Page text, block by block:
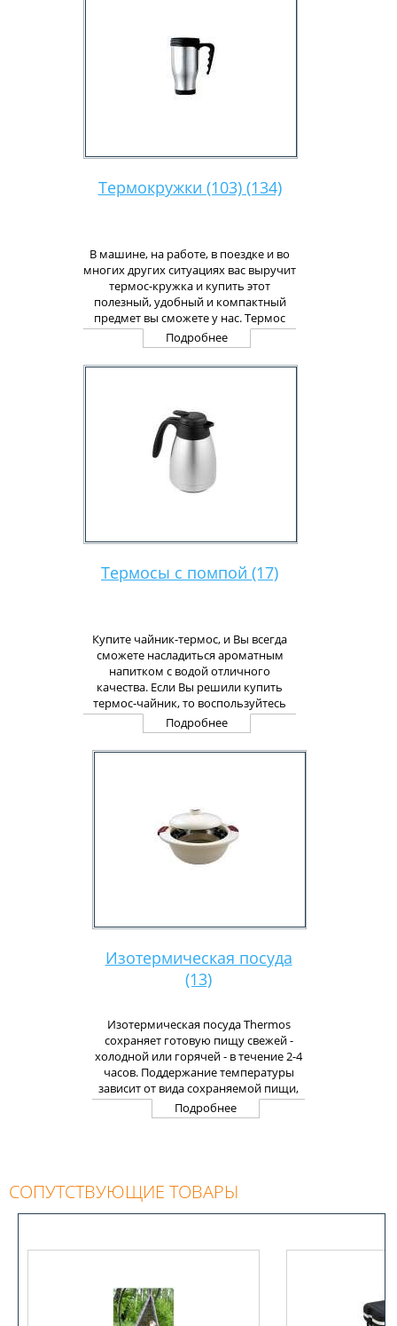
Термокружки (103) (134)
В машине, на работе, в поездке и во
многих других ситуациях вас выручит
термос-кружка и купить этот
полезный, удобный и компактный
предмет вы сможете у нас. Термос
используется одновременно как
кружка, для напитков, термос для
супа или еды. После супа или еды
термосы-кружки и оптом и в розницу
в магазинах, продающих нашу
продукцию.
Подробнее
Термосы c помпой (17)
Купите чайник-термос, и Вы всегда
сможете насладиться ароматным
напитком с водой отличного
качества. Если Вы решили купить
термос-чайник, то воспользуйтесь
удобным сервисом нашего интернет
магазина, который также
предусматривает доставку Вашей
Подробнее
Изотермическая посуда
(13)
Изотермическая посуда Thermos
сохраняет готовую пищу свежей -
холодной или горячей - в течение 2-4
часов. Поддержание температуры
зависит от вида сохраняемой пищи,
от её первоначальной температуры,
а также от температуры окружающей
горячем виде на более длительное
время. А также это является простым
способом очистки емкости.
Подробнее
СОПУТСТВУЮЩИЕ ТОВАРЫ